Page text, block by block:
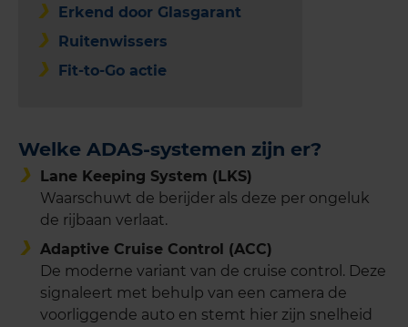
Erkend door Glasgarant
Ruitenwissers
Fit-to-Go actie
Welke ADAS-systemen zijn er?
Lane Keeping System (LKS)
Waarschuwt de berijder als deze per ongeluk
de rijbaan verlaat.
Adaptive Cruise Control (ACC)
De moderne variant van de cruise control. Deze
signaleert met behulp van een camera de
voorliggende auto en stemt hier zijn snelheid